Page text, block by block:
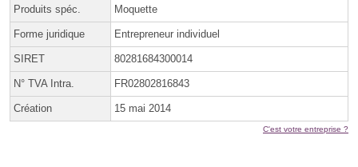
Produits spéc. Moquette
Forme juridique Entrepreneur individuel
SIRET 80281684300014
N° TVA Intra. FR02802816843
Création 15 mai 2014
C'est votre entreprise ?